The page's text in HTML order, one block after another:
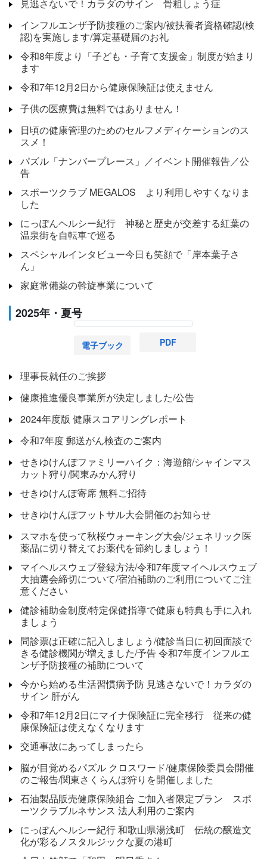
見逃さないで！カラダのサイン 骨粗しょう症
インフルエンザ予防接種のご案内/被扶養者資格確認(検
認)を実施します/算定基礎届のお礼
令和8年度より「子ども・子育て支援金」制度が始まり
ます
令和7年12月2日から健康保険証は使えません
子供の医療費は無料ではありません！
日頃の健康管理のためのセルフメディケーションのス
スメ！
パズル「ナンバープレース」／イベント開催報告／公
告
スポーツクラブ MEGALOS より利用しやすくなりま
した
にっぽんヘルシー紀行 神秘と歴史が交差する紅葉の
温泉街を自転車で巡る
スペシャルインタビュー今日も笑顔で「岸本葉子さ
ん」
家庭常備薬の斡旋事業について
2025年・夏号
電子ブック PDF
理事長就任のご挨拶
健康推進優良事業所が決定しました/公告
2024年度版 健康スコアリングレポート
令和7年度 郵送がん検査のご案内
せきゆけんぽファミリーハイク：海遊館/シャインマス
カット狩り/関東みかん狩り
せきゆけんぽ寄席 無料ご招待
せきゆけんぽフットサル大会開催のお知らせ
スマホを使って秋桜ウォーキング大会/ジェネリック医
薬品に切り替えてお薬代を節約しましょう！
マイヘルスウェブ登録方法/令和7年度マイヘルスウェブ
大抽選会締切について/宿泊補助のご利用についてご注
意ください
健診補助金制度/特定保健指導で健康も特典も手に入れ
ましょう
問診票は正確に記入しましょう/健診当日に初回面談で
きる健診機関が増えました/予告 令和7年度インフルエ
ンザ予防接種の補助について
今から始める生活習慣病予防 見逃さないで！カラダの
サイン 肝がん
令和7年12月2日にマイナ保険証に完全移行 従来の健
康保険証は使えなくなります
交通事故にあってしまったら
脳が目覚めるパズル クロスワード/健康保険委員会開催
のご報告/関東さくらんぼ狩りを開催しました
石油製品販売健康保険組合 ご加入者限定プラン スポ
ーツクラブルネサンス 法人利用のご案内
にっぽんヘルシー紀行 和歌山県湯浅町 伝統の醸造文
化が彩るノスタルジックな夏の港町